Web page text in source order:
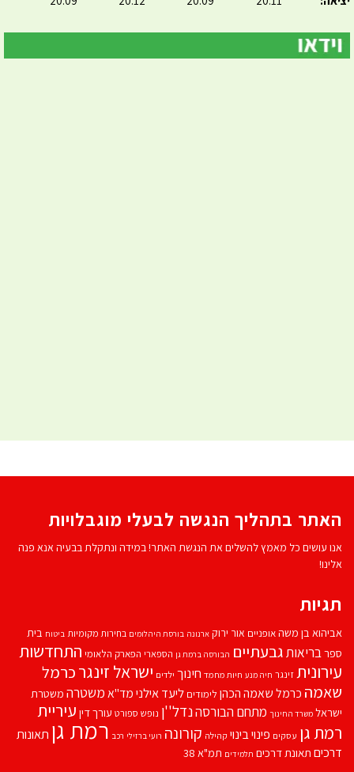
האתר בתהליך הנגשה לבעלי מוגבלויות
אנו עושים כל מאמץ להשלים את הנגשת האתר! במידה ונתקלת בבעיה אנא פנה
אלינו!
תגיות
אביהוא בן משהאופניים אור ירוק ארנונה בורסת היהלומים בחירות מקומיות ביטוח בית
ספרבריאותגבעתיים הבורסה ברמת גן הספארי הפארק הלאומי התחדשות
עירוניתזינגר חיה מנע חיות מחמד חינוך ילדים ישראל זינגרכרמל
שאמה כרמל שאמה הכהן לימודים ליעד אילנימד''אמשטרה משטרת
ישראל משרד החינוך מתחם הבורסהנדל''ן נופש ספורט עורך דין עיריית
רמת גן עסקים פינוי בינוי קהילה קורונה רועי ברזילי רכב רמת גן תאונות
דרכים תאונת דרכים תלמידים תמ"א 38